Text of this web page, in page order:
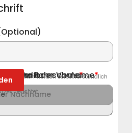
der Fahrschule*
Firma oder Vorname*
Daten werden selbstverständlich
beachtet.